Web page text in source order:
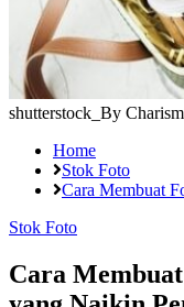
shutterstock_By
Home
Stok Foto
Cara Membuat
Stok Foto
Cara